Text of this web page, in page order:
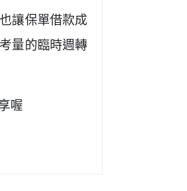
讓保單借款成
量的臨時週轉
喔